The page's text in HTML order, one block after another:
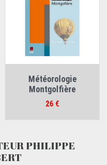
Météorologie
Montgolfière
Prix
26 €
PHILIPPE